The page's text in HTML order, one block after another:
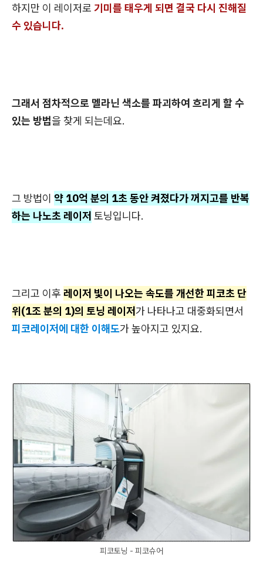
하지만 이 레이저로 기미를 태우게 되면 결국 다시 진해질
수 있습니다.
그래서 점차적으로 멜라닌 색소를 파괴하여 흐리게 할 수
있는 방법을 찾게 되는데요.
그 방법이 약 10억 분의 1초 동안 켜졌다가 꺼지고를 반복
하는 나노초 레이저 토닝입니다.
그리고 이후 레이저 빛이 나오는 속도를 개선한 피코초 단
위(1조 분의 1)의 토닝 레이저가 나타나고 대중화되면서
피코레이저에 대한 이해도가 높아지고 있지요.
피코토닝 - 피코슈어